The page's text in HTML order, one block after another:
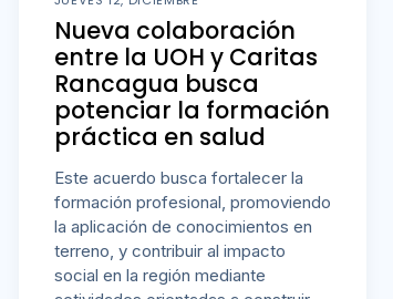
Nueva colaboración
entre la UOH y Caritas
Rancagua busca
potenciar la formación
práctica en salud
Este acuerdo busca fortalecer la
formación profesional, promoviendo
la aplicación de conocimientos en
terreno, y contribuir al impacto
social en la región mediante